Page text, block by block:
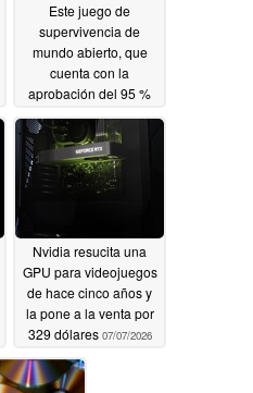
Este juego de
supervivencia de
mundo abierto, que
cuenta con la
aprobación del 95 %
de los jugadores, tiene
un descuento del 78 %
en Steam07/07/2026
Nvidia resucita una
GPU para videojuegos
de hace cinco años y
la pone a la venta por
329 dólares 07/07/2026